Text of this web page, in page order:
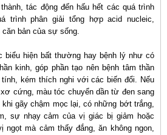
tác động đến hấu hết các quá trình
trình phân giải tổng hợp acid nucleic,
bản của sự sống.
biểu hiện bất thường hay bệnh lý như có
kinh, góp phần tạo nên bệnh tâm thần
kém thích nghi với các biến đổi. Nếu
cứng, màu tóc chuyển dần từ đen sang
gãy chậm mọc lại, có những bớt trắng,
sự nhạy cảm của vị giác bị giảm hoặc
ngọt mà cảm thấy đắng, ăn không ngon,